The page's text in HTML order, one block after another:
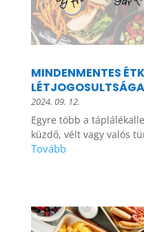
MINDENMENTES
2024. 09. 12.
Egyre több a
küzdő, vélt vagy valós